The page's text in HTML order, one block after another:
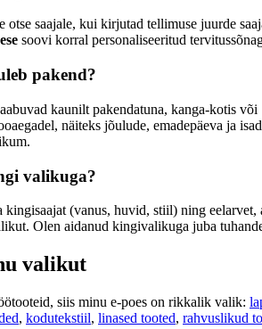
otse saajale, kui kirjutad tellimuse juurde
soovi korral personaliseeritud
pakend?
kaunilt pakendatuna, kanga-kotis või
näiteks jõulude, emadepäeva ja
valikuga?
(vanus, huvid, stiil) ning eelarvet,
Olen aidanud kingivalikuga juba
valikut
siis minu e-poes on rikkalik valik:
, kodutekstiil, linased tooted, rahvuslikud